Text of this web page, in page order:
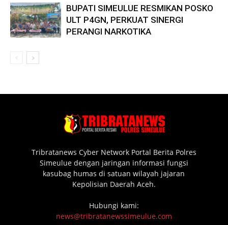
BUPATI SIMEULUE RESMIKAN POSKO
ULT P4GN, PERKUAT SINERGI
PERANGI NARKOTIKA
Tribratanews Cyber Network Portal Berita Polres
Simeulue dengan jaringan informasi fungsi
kasubag humas di satuan wilayah jajaran
Kepolisian Daerah Aceh.
Hubungi kami:
news@tribratanewssimeulue.com